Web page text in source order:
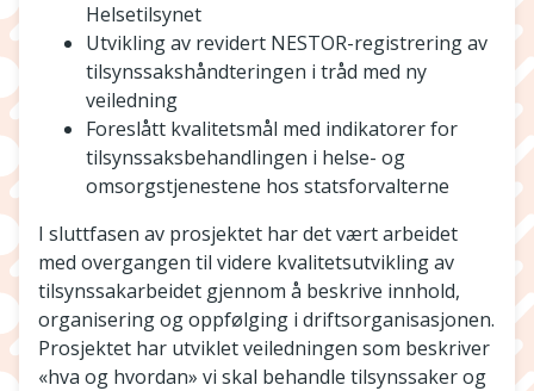
Helsetilsynet
Utvikling av revidert NESTOR-registrering av
tilsynssakshåndteringen i tråd med ny
veiledning
Foreslått kvalitetsmål med indikatorer for
tilsynssaksbehandlingen i helse- og
omsorgstjenestene hos statsforvalterne
I sluttfasen av prosjektet har det vært arbeidet
med overgangen til videre kvalitetsutvikling av
tilsynssakarbeidet gjennom å beskrive innhold,
organisering og oppfølging i driftsorganisasjonen.
Prosjektet har utviklet veiledningen som beskriver
«hva og hvordan» vi skal behandle tilsynssaker og